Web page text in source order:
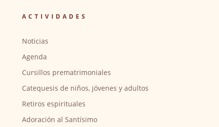
ACTIVIDADES
Noticias
Agenda
Cursillos prematrimoniales
Catequesis de niños, jóvenes y adultos
Retiros espirituales
Adoración al Santísimo